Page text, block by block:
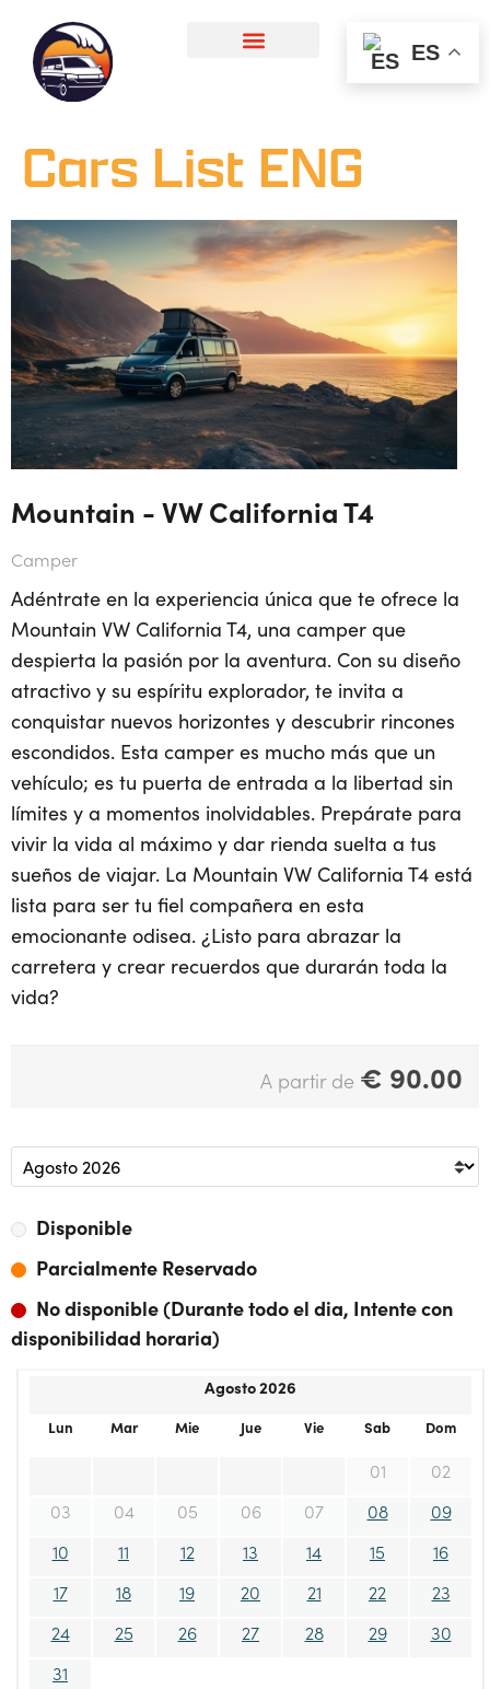
Cars List ENG
Mountain - VW California T4
Camper
Adéntrate en la experiencia única que te ofrece la
Mountain VW California T4, una camper que
despierta la pasión por la aventura. Con su diseño
atractivo y su espíritu explorador, te invita a
conquistar nuevos horizontes y descubrir rincones
escondidos. Esta camper es mucho más que un
vehículo; es tu puerta de entrada a la libertad sin
límites y a momentos inolvidables. Prepárate para
vivir la vida al máximo y dar rienda suelta a tus
sueños de viajar. La Mountain VW California T4 está
lista para ser tu fiel compañera en esta
emocionante odisea. ¿Listo para abrazar la
carretera y crear recuerdos que durarán toda la
vida?
A partir de € 90.00
Disponible
Parcialmente Reservado
No disponible (Durante todo el dia, Intente con
disponibilidad horaria)
Agosto 2026
Lun Mar Mie Jue Vie Sab Dom
01
02
03
04 05 06 07 08
09
10
11 12 13 14 15
16
17
18 19 20 21 22
23
24
25 26 27 28 29
30
31
ES